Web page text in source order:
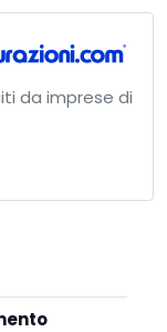
da imprese di